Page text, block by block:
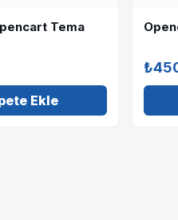
Tema
Ekle